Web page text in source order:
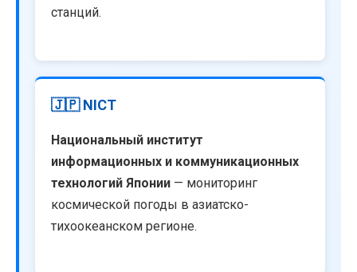
станций.
🇯🇵 NICT
Национальный институт
информационных и коммуникационных
технологий Японии — мониторинг
космической погоды в азиатско-
тихоокеанском регионе.